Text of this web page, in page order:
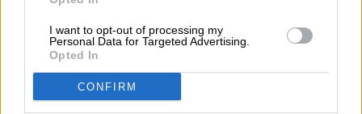
I want to opt-out of processing my
Personal Data for Targeted Advertising.
Opted In
CONFIRM
en YouTube pasará a ser Premium, que es
el equivalente.